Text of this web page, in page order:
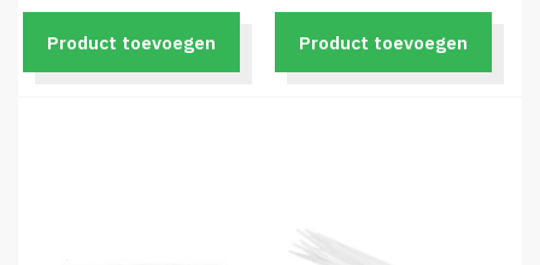
Product toevoegen Product toevoegen